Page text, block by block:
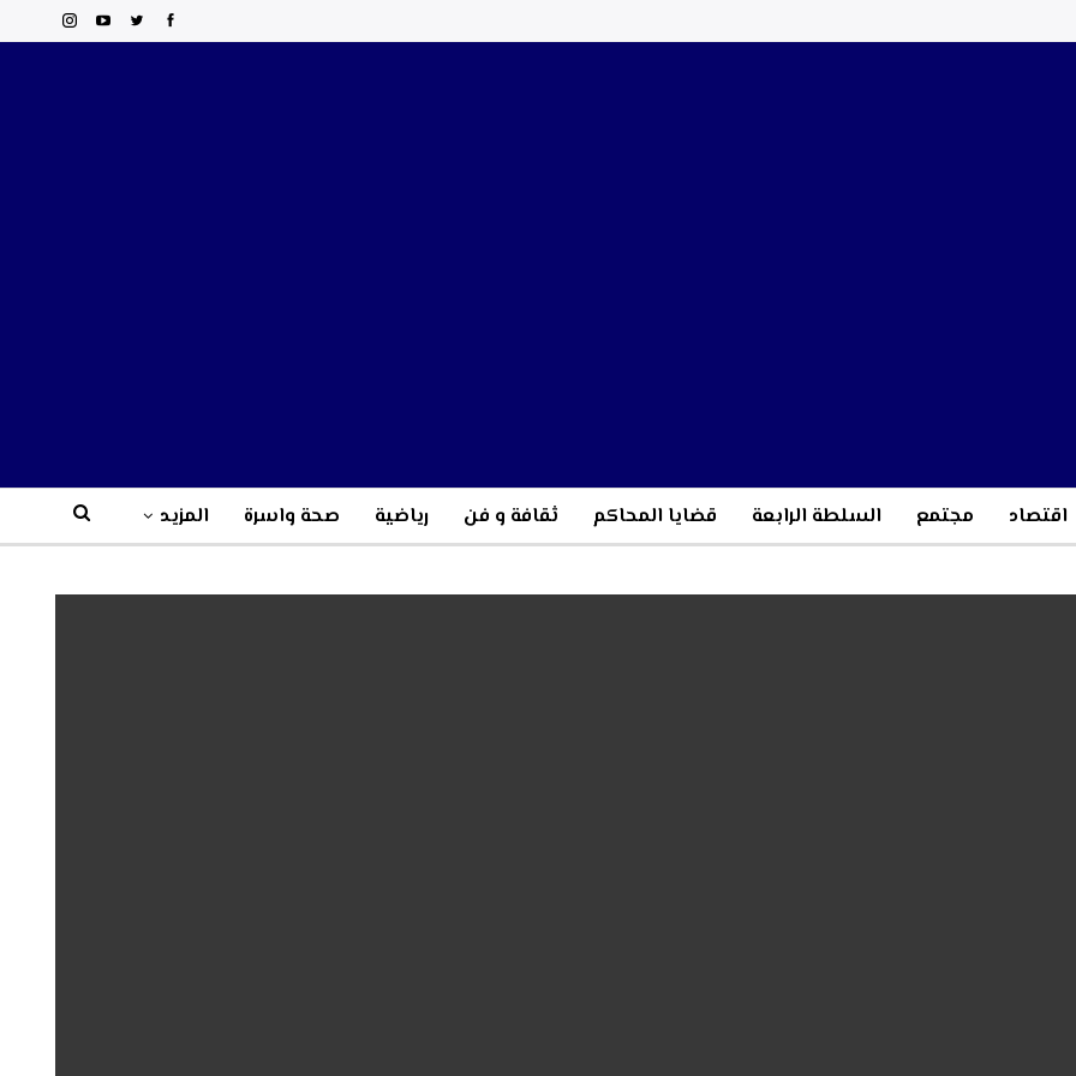
اقتصاد مجتمع السلطة الرابعة قضايا المحاكم ثقافة و فن رياضية صحة واسرة المزيد